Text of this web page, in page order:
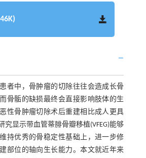
者中，骨肿瘤的切除往往会造成长骨
骨骺的缺损最终会直接影响肢体的生
性骨肿瘤切除术后重建相比成人更具
究显示带血管蒂腓骨瓣移植(VFEG)能够
持优秀的骨稳定性基础上，进一步修
部位的轴向生长能力。本文就近年来